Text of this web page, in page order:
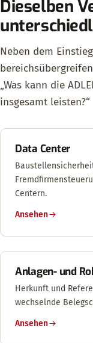
Dieselben
Neben dem
„Was kann die
insgesamt leisten?“
Data Center
Centern.
Ansehen
Anlagen- und
Herkunft und
wechselnde
Ansehen